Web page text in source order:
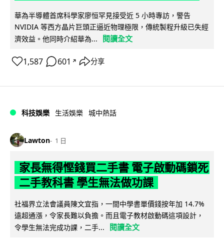
華為半導體首席科學家廖恒罕見接受近 5 小時專訪，警告
NVIDIA 等西方晶片巨頭正逼近物理極限，傳統製程升級已失經
濟效益。他同時介紹華為...
閱讀全文
1,587 601 ↗ 分享
科技娛樂 生活娛樂 城中熱話
Lawton 1 日
家長無得慳錢買二手書 電子啟動碼鎖死
二手教科書 學生無法做功課
社福界立法會議員陳文宜指，一間中學書單價錢按年加 14.7%
遠超通漲，令家長難以負擔。而且電子教材啟動碼這項設計，
令學生無法完成功課，二手...
閱讀全文